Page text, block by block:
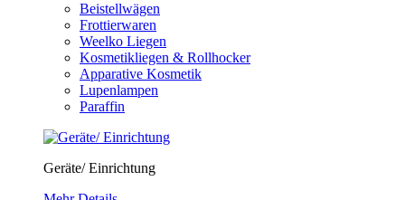
Beistellwägen
Frottierwaren
Weelko Liegen
Kosmetikliegen & Rollhocker
Apparative Kosmetik
Lupenlampen
Paraffin
Geräte/ Einrichtung